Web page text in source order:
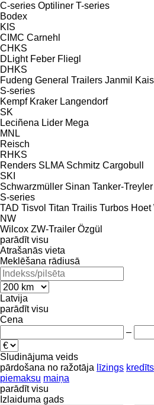
C-series Optiliner T-series
Bodex
KIS
CIMC Carnehl
CHKS
DLight Feber Fliegl
DHKS
Fudeng General Trailers Janmil
S-series
Kempf Kraker Langendorf
SK
Leciñena Lider Mega
MNL
Reisch
RHKS
Renders SLMA Schmitz Cargobull
SKI
Schwarzmüller Sinan Tanker-Treyler
S-series
TAD Tisvol Titan Trailis Turbos Hoet
NW
Wilcox ZW-Trailer Özgül
parādīt visu
Atrašanās vieta
Meklēšana rādiusā
Latvija
parādīt visu
Cena
–
Sludinājuma veids
pārdošana no ražotāja līzings kredīts
piemaksu maiņa
parādīt visu
Izlaiduma gads